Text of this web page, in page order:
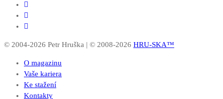
© 2004-2026 Petr Hruška | © 2008-2026 HRU-SKA™
O magazinu
Vaše kariera
Ke stažení
Kontakty